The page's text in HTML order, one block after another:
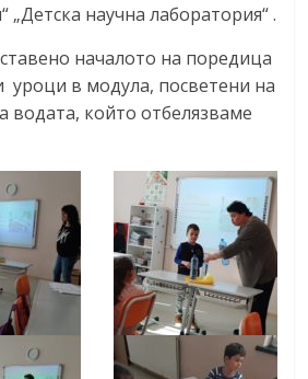
„Детска научна лаборатория“ .
началото на поредица
в модула, посветени на
водата, който отбелязваме